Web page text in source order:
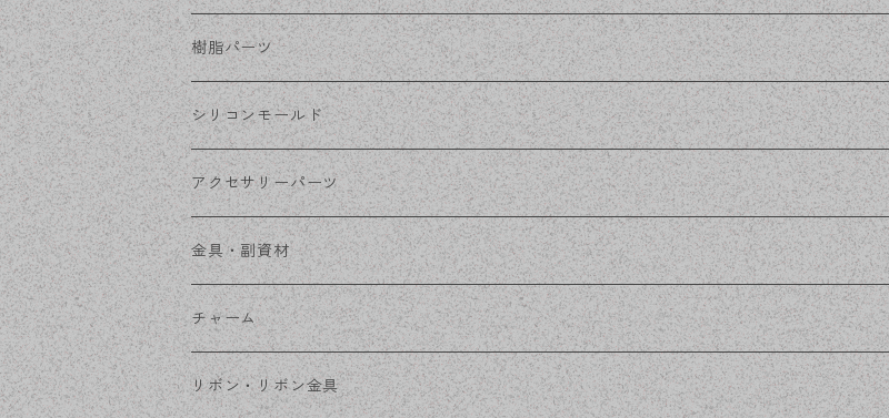
ステンレス・シルバー
ステンレス・ゴールド
その他ピアス
クリップイヤリング
ノンホールピアス
ステンレスピアス
ステンレスイヤリング
ステンレスチェーン
ステンレス金具
樹脂パーツ
シリコンモールド
アクセサリーパーツ
デザイン丸カン
フレーム
コネクター
金具・副資材
丸カン
ピン類
チャーム
金属
リボン・リボン金具